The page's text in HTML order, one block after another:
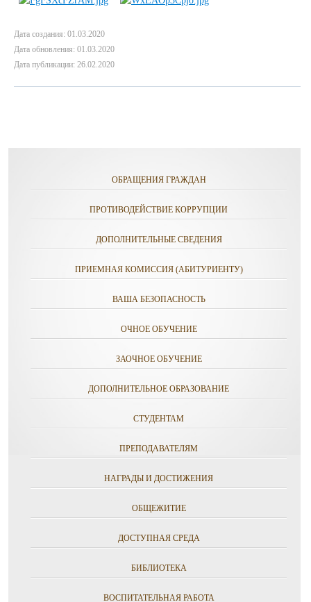
Дата создания: 01.03.2020
Дата обновления: 01.03.2020
Дата публикации: 26.02.2020
ОБРАЩЕНИЯ ГРАЖДАН
ПРОТИВОДЕЙСТВИЕ КОРРУПЦИИ
ДОПОЛНИТЕЛЬНЫЕ СВЕДЕНИЯ
ПРИЕМНАЯ КОМИССИЯ (АБИТУРИЕНТУ)
ВАША БЕЗОПАСНОСТЬ
ОЧНОЕ ОБУЧЕНИЕ
ЗАОЧНОЕ ОБУЧЕНИЕ
ДОПОЛНИТЕЛЬНОЕ ОБРАЗОВАНИЕ
СТУДЕНТАМ
ПРЕПОДАВАТЕЛЯМ
НАГРАДЫ И ДОСТИЖЕНИЯ
ОБЩЕЖИТИЕ
ДОСТУПНАЯ СРЕДА
БИБЛИОТЕКА
ВОСПИТАТЕЛЬНАЯ РАБОТА